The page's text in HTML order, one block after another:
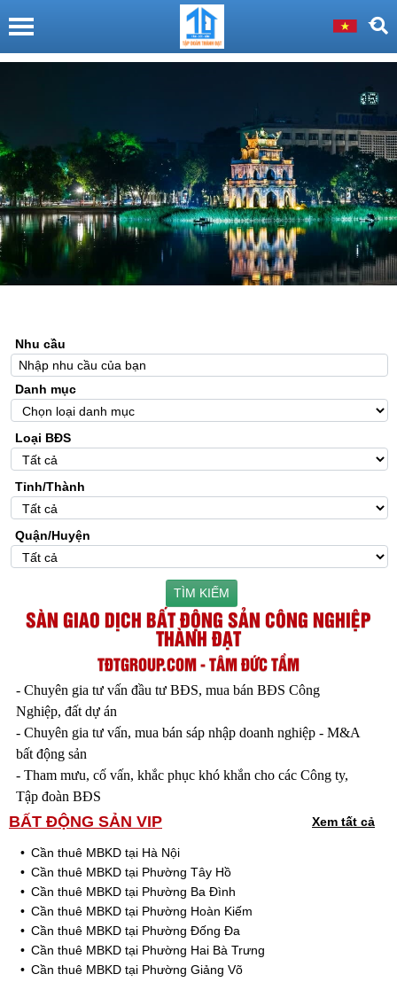
Nhu cầu
Danh mục
Loại BĐS
Tỉnh/Thành
Quận/Huyện
TÌM KIẾM
SÀN GIAO DỊCH BẤT ĐỘNG SẢN CÔNG NGHIỆP
THÀNH ĐẠT
TĐTGROUP.COM - TÂM ĐỨC TẦM
- Chuyên gia tư vấn đầu tư BĐS, mua bán BĐS Công
Nghiệp, đất dự án
- Chuyên gia tư vấn, mua bán sáp nhập doanh nghiệp - M&A
bất động sản
- Tham mưu, cố vấn, khắc phục khó khắn cho các Công ty,
Tập đoàn BĐS
BẤT ĐỘNG SẢN VIP Xem tất cả
Cần thuê MBKD tại Hà Nội
Cần thuê MBKD tại Phường Tây Hồ
Cần thuê MBKD tại Phường Ba Đình
Cần thuê MBKD tại Phường Hoàn Kiếm
Cần thuê MBKD tại Phường Đống Đa
Cần thuê MBKD tại Phường Hai Bà Trưng
Cần thuê MBKD tại Phường Giảng Võ